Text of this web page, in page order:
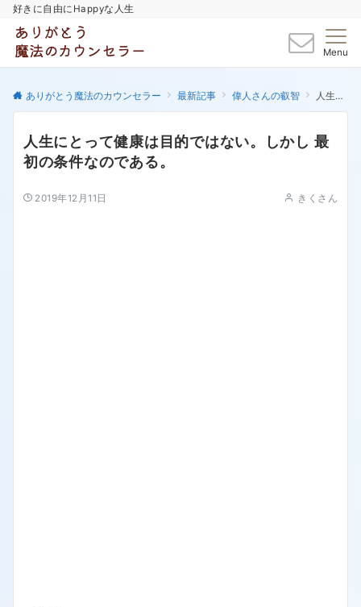
好きに自由にHappyな人生
Menu
ありがとう魔法のカウンセラー 最新記事 偉人さんの叡智 人生にとって健康は目的ではない。しかし 最初の条件なのである。
人生にとって健康は目的ではない。しかし 最
初の条件なのである。
2019年12月11日 きくさん